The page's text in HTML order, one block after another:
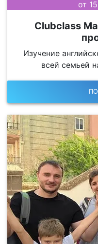
от
Clubclass
Изучение
всей семьей